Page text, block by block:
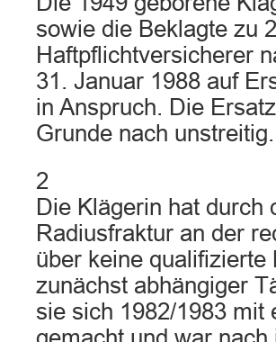
sowie die Beklagte zu
Haftpflichtversicherer
31. Januar 1988 auf
in Anspruch. Die
Grunde nach unstreitig.
2
Die Klägerin hat durch
Radiusfraktur an der
über keine
zunächst abhängiger
sie sich 1982/1983 mit